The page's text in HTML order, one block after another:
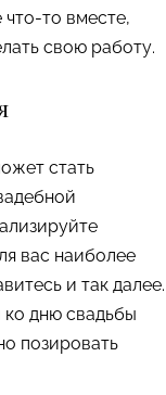
то вместе,
свою работу.
стать
вас наиболее
и так далее.
дню свадьбы
позировать